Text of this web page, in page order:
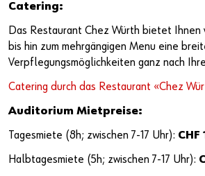
Catering:
Das Restaurant Chez Würth bietet
bis hin zum mehrgängigen Menu eine
Verpflegungsmöglichkeiten ganz nach
Catering durch das Restaurant «Chez
Auditorium Mietpreise:
Tagesmiete (8h; zwischen 7-17 Uhr): CHF
Halbtagesmiete (5h; zwischen 7-17 Uhr):